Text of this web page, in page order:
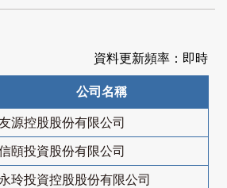
資料更新頻率：即時
公司名稱
源控股股份有限公司
頤投資股份有限公司
永玲投資控股股份有限公司